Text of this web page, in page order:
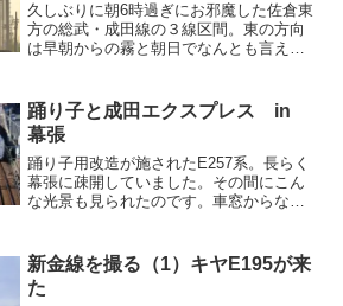
久しぶりに朝6時過ぎにお邪魔した佐倉東
方の総武・成田線の３線区間。東の方向
は早朝からの霧と朝日でなんとも言えな
E235系1000番台でした。テールサインは
８月のひまわりではなく回送 OUT OF
SERVICEの文字。
踊り子と成田エクスプレス in
幕張
踊り子用改造が施されたE257系。長らく
幕張に疎開していました。その間にこん
な光景も見られたのです。車窓からなら
新金線を撮る（1）キヤE195が来
た